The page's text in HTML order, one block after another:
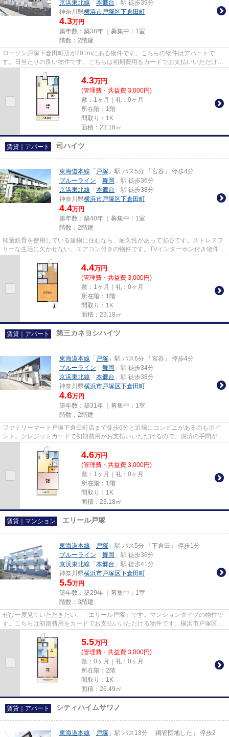
京浜東北線 「 本郷台 」駅 徒歩39分
神奈川県横浜市戸塚区下倉田町
4.3万円
築年数：築38年 ｜募集中： 1室
階数：2階建
ローソン戸塚下倉田町店が291mにある物件です。こちらの物件はアパートで
す。日当たりの良い物件です。こちらは初期費用をカードでお支払いいただける
物件なので、支払い手続きの手間...
4.3万円
(管理費・共益費 3,000円)
敷：1ヶ月｜礼：0ヶ月
所在階：1階
間取り：1K
面積：23.18㎡
賃貸｜アパート 司ハイツ
東海道本線 「 戸塚 」駅 バス5分 「宮谷」 停歩4分
ブルーライン 「 舞岡 」駅 徒歩36分
京浜東北線 「 本郷台 」駅 徒歩38分
神奈川県横浜市戸塚区下倉田町
4.4万円
築年数：築40年 ｜募集中： 1室
階数：2階建
軽量鉄骨を使用している建物に住むなら、耐久性があって安心です。ストレスフ
リーな生活に欠かせない、エアコン付きの物件です。TVインターホン付き物件な
ら、急な来訪者の対応も快適...
4.4万円
(管理費・共益費 3,000円)
敷：1ヶ月｜礼：0ヶ月
所在階：1階
間取り：1K
面積：23.18㎡
賃貸｜アパート 第三カネヨシハイツ
東海道本線 「 戸塚 」駅 バス6分 「宮谷」 停歩4分
ブルーライン 「 舞岡 」駅 徒歩34分
京浜東北線 「 本郷台 」駅 徒歩38分
神奈川県横浜市戸塚区下倉田町
4.6万円
築年数：築31年 ｜募集中： 1室
階数：2階建
ファミリーマート戸塚下倉田町店まで徒歩6分と近場にコンビニがあるのもポイ
ント。クレジットカードで初期費用がお支払いいただけるので、決済の手間が軽
減できます。こちらの物件は陽...
4.6万円
(管理費・共益費 3,000円)
敷：1ヶ月｜礼：0ヶ月
所在階：1階
間取り：1K
面積：23.18㎡
賃貸｜マンション エリール戸塚
東海道本線 「 戸塚 」駅 バス5分 「下倉田」 停歩1分
ブルーライン 「 舞岡 」駅 徒歩36分
京浜東北線 「 本郷台 」駅 徒歩41分
神奈川県横浜市戸塚区下倉田町
5.5万円
築年数：築29年 ｜募集中： 1室
階数：3階建
ぜひ一度見ていただきたい、「エリール戸塚」です。マンションタイプの物件で
す。こちらは初期費用をカードでお支払いいただける物件です。横浜市戸塚区の
賃貸情報はお任せください。...
5.5万円
(管理費・共益費 3,000円)
敷：0ヶ月｜礼：0ヶ月
所在階：2階
間取り：1K
面積：26.49㎡
賃貸｜アパート シティハイムサワノ
東海道本線 「 戸塚 」駅 バス13分 「鋼管団地した」 停歩2